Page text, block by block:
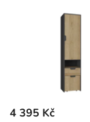
4 395 Kč